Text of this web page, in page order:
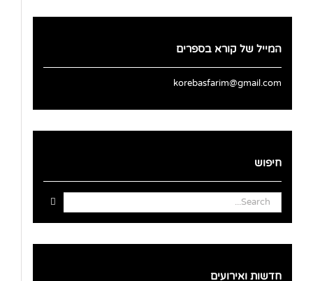
המייל של קורא בספרים
korebasfarim@gmail.com
חיפוש
Search
for:
חדשות ואירועים